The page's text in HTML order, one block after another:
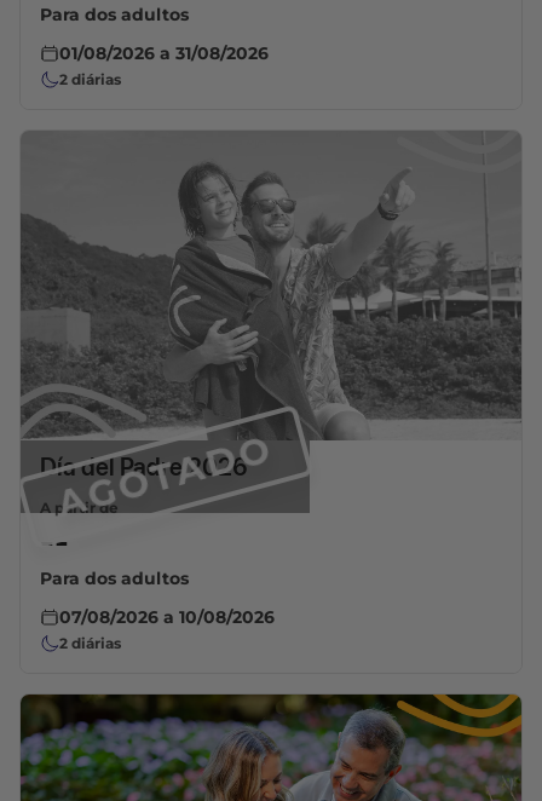
Para dos adultos
01/08/2026 a 31/08/2026
2 diárias
AGOTADO
Día del Padre 2026
A partir de
--
Para dos adultos
07/08/2026 a 10/08/2026
2 diárias